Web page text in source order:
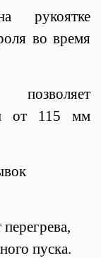
рукоятке
во время
позволяет
от 115 мм
пуска.